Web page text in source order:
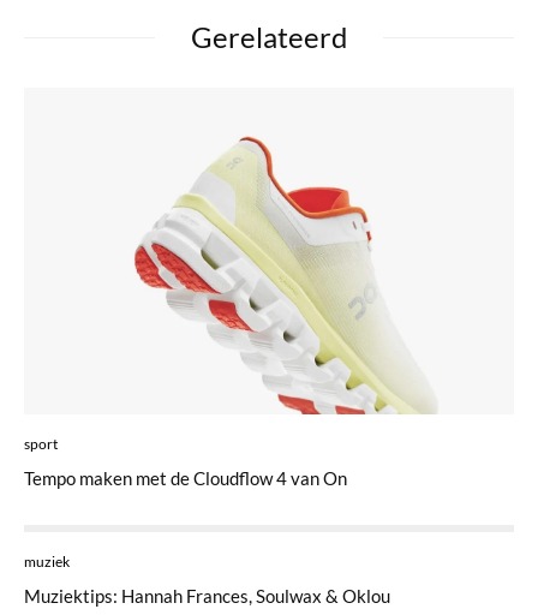
Gerelateerd
sport
Tempo maken met de Cloudflow 4 van On
muziek
Muziektips: Hannah Frances, Soulwax & Oklou